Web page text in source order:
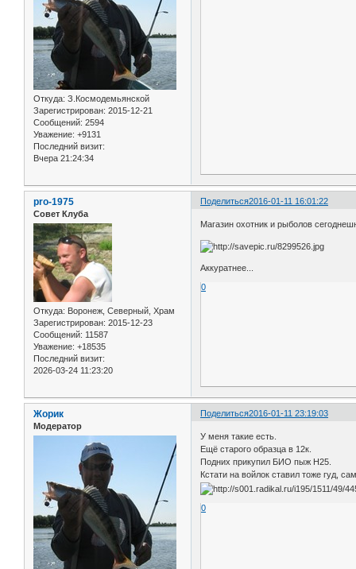
Откуда: З.Космодемьянской
Зарегистрирован: 2015-12-21
Сообщений: 2594
Уважение: +9131
Последний визит:
Вчера 21:24:34
Поделиться2016-01-11 16:01:22
pro-1975
Совет Клуба
Откуда: Воронеж, Северный, Храм
Зарегистрирован: 2015-12-23
Сообщений: 11587
Уважение: +18535
Последний визит:
2026-03-24 11:23:20
Магазин охотник и рыболов
Аккуратнее...
0
Поделиться2016-01-11 23:19:03
Жорик
Модератор
У меня такие есть.
Ещё старого образца в 12к.
Подних прикупил БИО пыж Н25.
Кстати на войлок ставил тоже гуд,
0